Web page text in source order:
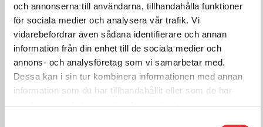
och annonserna till användarna, tillhandahålla funktioner
för sociala medier och analysera vår trafik. Vi
vidarebefordrar även sådana identifierare och annan
information från din enhet till de sociala medier och
annons- och analysföretag som vi samarbetar med.
Dessa kan i sin tur kombinera informationen med annan
information som du har tillhandahållit eller som de har
samlat in när du har använt deras tjänster.
För mer information om
4" Spiraler, kontakta oss:
Ring oss på
0512-301700
Kontakta oss